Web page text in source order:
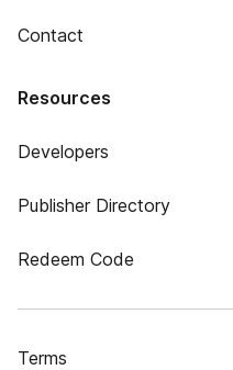
Contact
Resources
Developers
Publisher Directory
Redeem Code
Terms